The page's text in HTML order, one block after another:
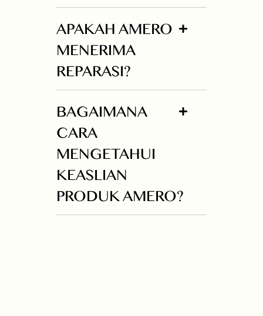
APAKAH AMERO
MENERIMA
REPARASI?
BAGAIMANA
CARA
MENGETAHUI
KEASLIAN
PRODUK AMERO?